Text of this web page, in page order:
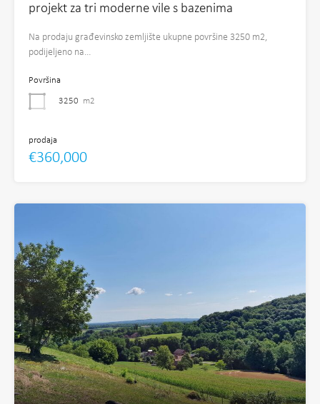
projekt za tri moderne vile s bazenima
Na prodaju građevinsko zemljište ukupne površine 3250 m2,
podijeljeno na…
Površina
3250 m2
prodaja
€360,000